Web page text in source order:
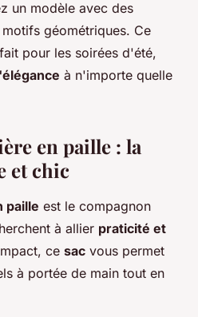
un modèle avec des
géométriques. Ce
pour les soirées d'été,
à n'importe quelle
en paille : la
et chic
paille est le compagnon
à allier praticité et
ce sac vous permet
à portée de main tout en